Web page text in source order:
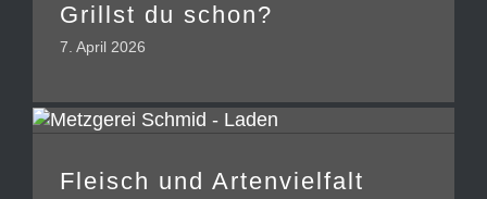
Grillst du schon?
7. April 2026
Fleisch und Artenvielfalt